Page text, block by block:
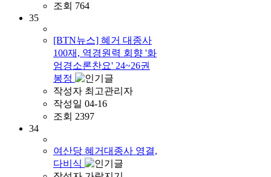
조회 764
35
[BTN뉴스] 혜거 대종사
100재, 역경원력 회향 '화
엄경소론찬요' 24~26권
봉정
작성자 최고관리자
작성일 04-16
조회 2397
34
여산당 혜거대종사 영결,
다비식